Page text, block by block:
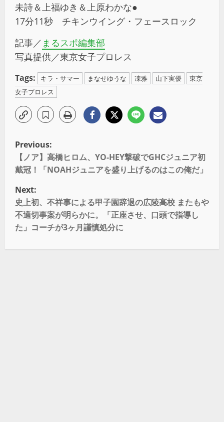
未詩＆上福ゆき＆上原わかな●
17分11秒 チキンウイング・フェースロック
記事／ まるスポ編集部
写真提供／東京女子プロレス
Tags: キラ・サマー まなせゆうな 凍雅 山下実優
東京
女子プロレス
Previous:
【ノア】高橋ヒロム、YO-HEY撃破でGHCジュニア初
戴冠！「NOAHジュニアを盛り上げるのはこの俺だ」
Next:
史上初、不祥事による甲子園辞退の広陵高校 またもや
不適切事案が明らかに。「正座させ、口頭で指導し
た」コーチが3ヶ月謹慎処分に